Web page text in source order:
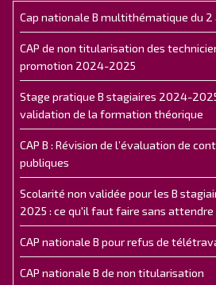
Cap nationale B multithématique du
CAP de non titularisation des
promotion 2024-2025
Stage pratique B stagiaires 2024-
validation de la formation théorique
CAP B : Révision de l’évaluation de
publiques
Scolarité non validée pour les B
2025 : ce qu'il faut faire sans attendre
CAP nationale B pour refus de
CAP nationale B de non titularisation